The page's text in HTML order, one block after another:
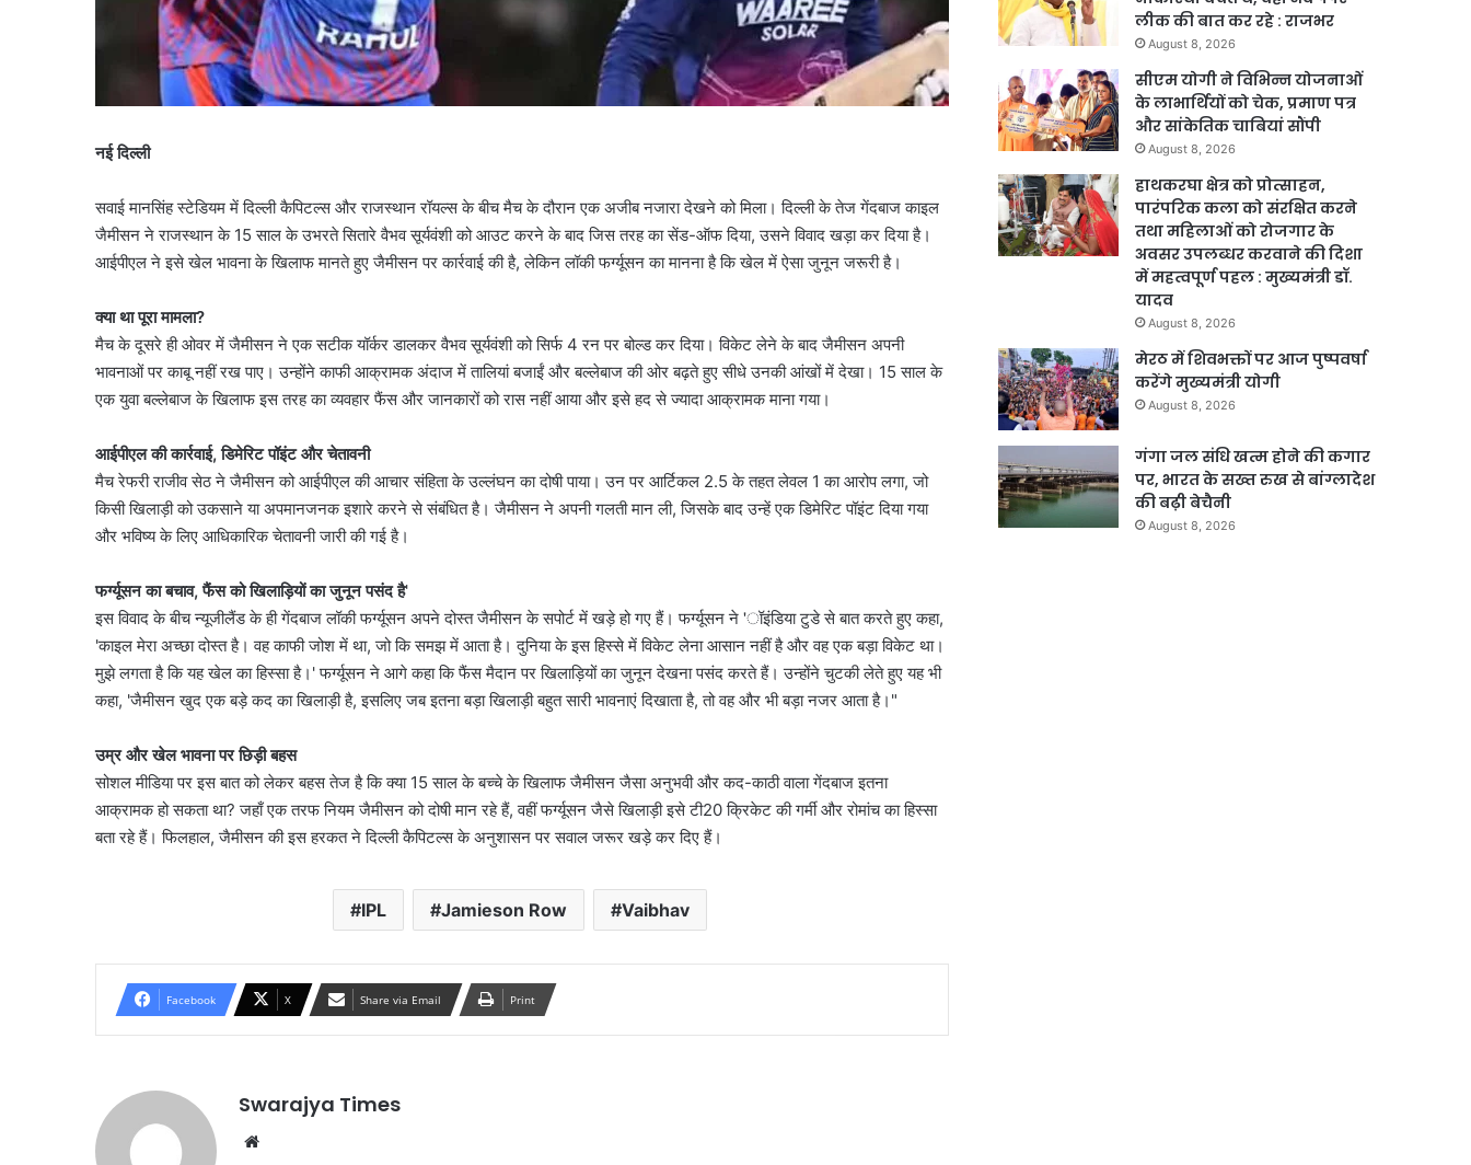
नई दिल्ली
सवाई मानसिंह स्टेडियम में दिल्ली कैपिटल्स और राजस्थान रॉयल्स के बीच मैच के दौरान एक अजीब नजारा देखने को मिला। दिल्ली के तेज गेंदबाज काइल
जैमीसन ने राजस्थान के 15 साल के उभरते सितारे वैभव सूर्यवंशी को आउट करने के बाद जिस तरह का सेंड-ऑफ दिया, उसने विवाद खड़ा कर दिया है।
आईपीएल ने इसे खेल भावना के खिलाफ मानते हुए जैमीसन पर कार्रवाई की है, लेकिन लॉकी फर्ग्यूसन का मानना है कि खेल में ऐसा जुनून जरूरी है।
क्या था पूरा मामला?
मैच के दूसरे ही ओवर में जैमीसन ने एक सटीक यॉर्कर डालकर वैभव सूर्यवंशी को सिर्फ 4 रन पर बोल्ड कर दिया। विकेट लेने के बाद जैमीसन अपनी
भावनाओं पर काबू नहीं रख पाए। उन्होंने काफी आक्रामक अंदाज में तालियां बजाईं और बल्लेबाज की ओर बढ़ते हुए सीधे उनकी आंखों में देखा। 15 साल के
एक युवा बल्लेबाज के खिलाफ इस तरह का व्यवहार फैंस और जानकारों को रास नहीं आया और इसे हद से ज्यादा आक्रामक माना गया।
आईपीएल की कार्रवाई, डिमेरिट पॉइंट और चेतावनी
मैच रेफरी राजीव सेठ ने जैमीसन को आईपीएल की आचार संहिता के उल्लंघन का दोषी पाया। उन पर आर्टिकल 2.5 के तहत लेवल 1 का आरोप लगा, जो
किसी खिलाड़ी को उकसाने या अपमानजनक इशारे करने से संबंधित है। जैमीसन ने अपनी गलती मान ली, जिसके बाद उन्हें एक डिमेरिट पॉइंट दिया गया
और भविष्य के लिए आधिकारिक चेतावनी जारी की गई है।
फर्ग्यूसन का बचाव, फैंस को खिलाड़ियों का जुनून पसंद है'
इस विवाद के बीच न्यूजीलैंड के ही गेंदबाज लॉकी फर्ग्यूसन अपने दोस्त जैमीसन के सपोर्ट में खड़े हो गए हैं। फर्ग्यूसन ने 'ॉइंडिया टुडे से बात करते हुए कहा,
'काइल मेरा अच्छा दोस्त है। वह काफी जोश में था, जो कि समझ में आता है। दुनिया के इस हिस्से में विकेट लेना आसान नहीं है और वह एक बड़ा विकेट था।
मुझे लगता है कि यह खेल का हिस्सा है।' फर्ग्यूसन ने आगे कहा कि फैंस मैदान पर खिलाड़ियों का जुनून देखना पसंद करते हैं। उन्होंने चुटकी लेते हुए यह भी
कहा, 'जैमीसन खुद एक बड़े कद का खिलाड़ी है, इसलिए जब इतना बड़ा खिलाड़ी बहुत सारी भावनाएं दिखाता है, तो वह और भी बड़ा नजर आता है।"
उम्र और खेल भावना पर छिड़ी बहस
सोशल मीडिया पर इस बात को लेकर बहस तेज है कि क्या 15 साल के बच्चे के खिलाफ जैमीसन जैसा अनुभवी और कद-काठी वाला गेंदबाज इतना
आक्रामक हो सकता था? जहाँ एक तरफ नियम जैमीसन को दोषी मान रहे हैं, वहीं फर्ग्यूसन जैसे खिलाड़ी इसे टी20 क्रिकेट की गर्मी और रोमांच का हिस्सा
बता रहे हैं। फिलहाल, जैमीसन की इस हरकत ने दिल्ली कैपिटल्स के अनुशासन पर सवाल जरूर खड़े कर दिए हैं।
IPL Jamieson Row Vaibhav
Facebook X Share via Email Print
Swarajya Times
लीक की बात कर रहे : राजभर
August 8, 2026
सीएम योगी ने विभिन्न योजनाओं
के लाभार्थियों को चेक, प्रमाण पत्र
और सांकेतिक चाबियां सौंपी
August 8, 2026
हाथकरघा क्षेत्र को प्रोत्साहन,
पारंपरिक कला को संरक्षित करने
तथा महिलाओं को रोजगार के
अवसर उपलब्धर करवाने की दिशा
में महत्वपूर्ण पहल : मुख्यमंत्री डॉ.
यादव
August 8, 2026
मेरठ में शिवभक्तों पर आज पुष्पवर्षा
करेंगे मुख्यमंत्री योगी
August 8, 2026
गंगा जल संधि खत्म होने की कगार
पर, भारत के सख्त रुख से बांग्लादेश
की बढ़ी बेचैनी
August 8, 2026